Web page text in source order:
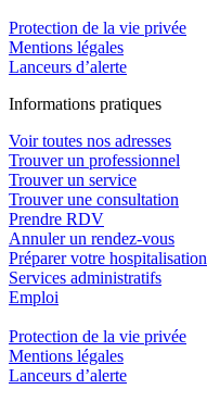
Protection de la vie privée
Mentions légales
Lanceurs d’alerte
Informations pratiques
Voir toutes nos adresses
Trouver un professionnel
Trouver un service
Trouver une consultation
Prendre RDV
Annuler un rendez-vous
Préparer votre hospitalisation
Services administratifs
Emploi​
Protection de la vie privée
Mentions légales
Lanceurs d’alerte